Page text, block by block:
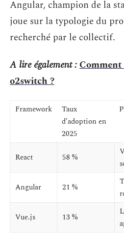
Angular, champion de la
joue sur la typologie du
recherché par le collectif.
A lire également :Comment
o2switch ?
Framework
Taux
d’adoption en
2025
React 58 %
Angular 21 %
Vue.js 13 %